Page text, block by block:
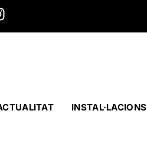
INSTAL·LACIONS